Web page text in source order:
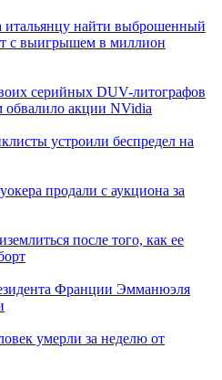
итальянцу найти выброшенный
с выигрышем в миллион
серийных DUV-литографов
обвалило акции NVidia
устроили беспредел на
продали с аукциона за
после того, как ее
Франции Эмманюэля
умерли за неделю от